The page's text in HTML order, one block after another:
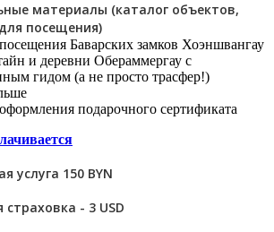
материалы (каталог объектов,
посещения)
Баварских замков Хоэншвангау
и деревни Обераммергау с
гидом (а не просто трасфер!)
подарочного сертификата
услуга 150 BYN
- 3 USD